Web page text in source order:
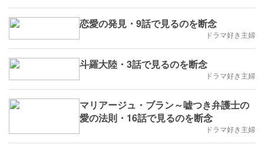
恋愛の発見・9話で見るのを断念
ドラマ好き主婦
斗羅大陸・3話で見るのを断念
ドラマ好き主婦
マリアージュ・ブラン～嘘つき弁護士の
愛の法則・16話で見るのを断念
ドラマ好き主婦